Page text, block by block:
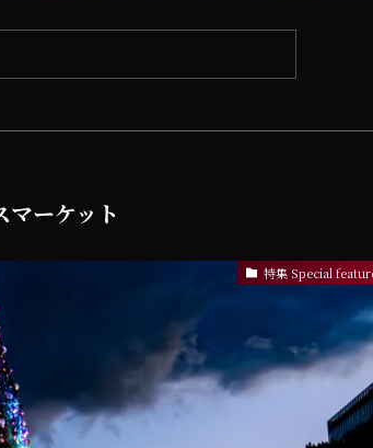
ーケット
特集 Special